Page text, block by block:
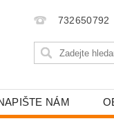
732650792
NÁM